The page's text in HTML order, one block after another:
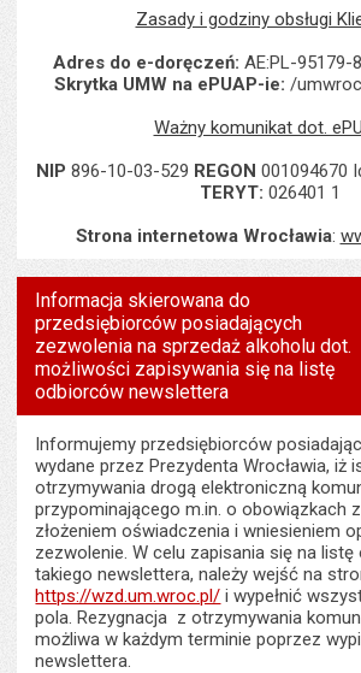
Zasady i godziny obsługi
Adres do e-doręczeń: AE:PL-95179-
Skrytka UMW na ePUAP-ie: /
Ważny komunikat dot.
NIP 896-10-03-529 REGON 001094670
TERYT: 026401 1
Strona internetowa Wrocławia:
Informacja skierowana do
przedsiębiorców posiadających
zezwolenia na sprzedaż alkoholu dot.
możliwości zapisywania się na listę
odbiorców newslettera
Informujemy przedsiębiorców
wydane przez Prezydenta Wrocławia, iż
otrzymywania drogą elektroniczną
przypominającego m.in. o obowiązkach
złożeniem oświadczenia i wniesieniem
zezwolenie. W celu zapisania się na
takiego newslettera, należy wejść na
https://wzd.um.wroc.pl/ i wypełnić
pola. Rezygnacja z otrzymywania
możliwa w każdym terminie poprzez
newslettera.